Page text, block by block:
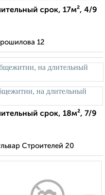
срок, 17м², 4/9
12
срок, 18м², 7/9
Строителей 20